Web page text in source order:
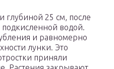
глубиной 25 см, после
водой.
и равномерно
лунки. Это
приняли